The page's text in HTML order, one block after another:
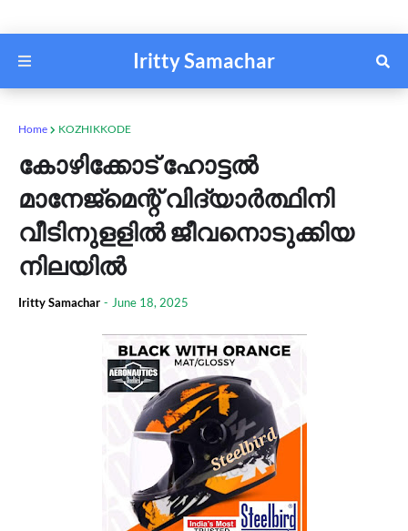
Iritty Samachar
Home KOZHIKKODE
കോഴിക്കോട് ഹോട്ടല്‍
മാനേജ്മെന്റ് വിദ്യാര്‍ത്ഥിനി
വീടിനുളളില്‍ ജീവനൊടുക്കിയ
നിലയില്‍
Iritty Samachar - June 18, 2025